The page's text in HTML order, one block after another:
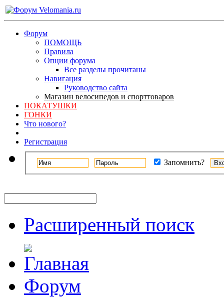
Форум
ПОМОЩЬ
Правила
Опции форума
Все разделы прочитаны
Навигация
Руководство сайта
Магазин велосипедов и спорттоваров
ПОКАТУШКИ
ГОНКИ
Что нового?
Регистрация
Запомнить?
Расширенный поиск
Форум